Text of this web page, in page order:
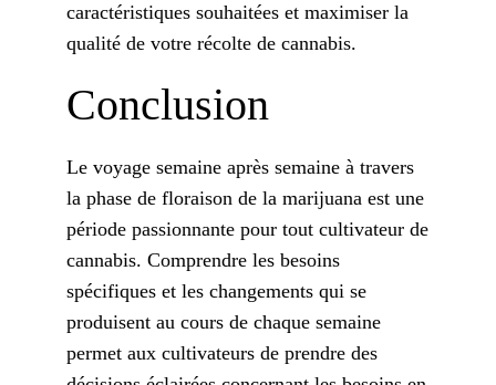
caractéristiques souhaitées et maximiser la
qualité de votre récolte de cannabis.
Conclusion
Le voyage semaine après semaine à travers
la phase de floraison de la marijuana est une
période passionnante pour tout cultivateur de
cannabis. Comprendre les besoins
spécifiques et les changements qui se
produisent au cours de chaque semaine
permet aux cultivateurs de prendre des